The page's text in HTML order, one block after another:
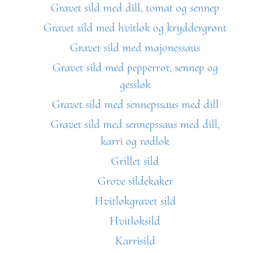
Gravet sild med dill, tomat og sennep
Gravet sild med hvitløk og kryddergrønt
Gravet sild med majonessaus
Gravet sild med pepperrot, sennep og
gessløk
Gravet sild med sennepssaus med dill
Gravet sild med sennepssaus med dill,
karri og rødløk
Grillet sild
Grove sildekaker
Hvitløkgravet sild
Hvitløksild
Karrisild